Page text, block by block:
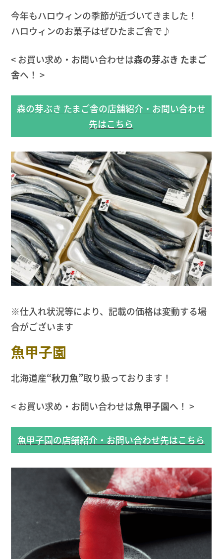
今年もハロウィンの季節が近づいてきました！
ハロウィンのお菓子はぜひたまご舎で♪
< お買い求め・お問い合わせは森の芽ぶき たまご
舎へ！ >
森の芽ぶき たまご舎の店舗紹介・お問い合わせ
先はこちら
※仕入れ状況等により、記載の価格は変動する場
合がございます
魚甲子園
北海道産“秋刀魚”取り扱っております！
< お買い求め・お問い合わせは魚甲子園へ！ >
魚甲子園の店舗紹介・お問い合わせ先はこちら